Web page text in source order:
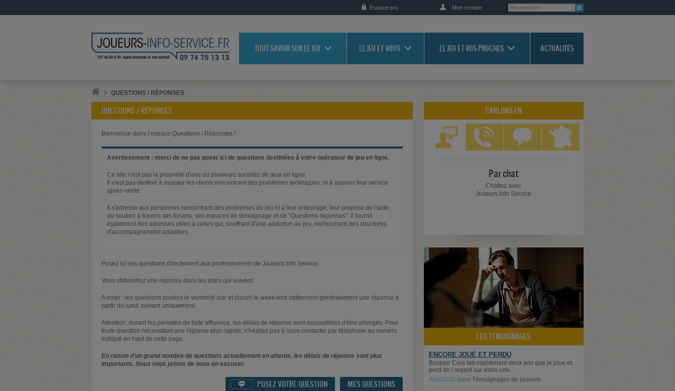
Espace pro Mon compte
TOUT SAVOIR SUR LE JEU LE JEU ET VOUS LE JEU ET VOS PROCHES ACTUALITÉS
QUESTIONS / RÉPONSES
QUESTIONS / RÉPONSES
Bienvenue dans l’espace Questions / Réponses !
Avertissement : merci de ne pas poser ici de questions destinées à votre opérateur de jeu en ligne.
Ce site n'est pas la propriété d'une ou plusieurs sociétés de jeux en ligne.
Il n'est pas destiné à assister les clients rencontrant des problèmes techniques, ni à assurer leur service
après-vente.
Il s'adresse aux personnes rencontrant des problèmes de jeu et à leur entourage, leur propose de l'aide,
du soutien à travers ses forums, ses espaces de témoignage et de "Questions-réponses". Il fournit
également des adresses utiles à celles qui, souffrant d'une addiction au jeu, recherchent des structures
d'accompagnement adaptées.
Posez ici vos questions directement aux professionnels de Joueurs Info Service.
Vous obtiendrez une réponse dans les jours qui suivent.
A noter : les questions posées le vendredi soir et durant le week-end obtiennent généralement une réponse à
partir du lundi suivant uniquement.
Attention, durant les périodes de forte affluence, les délais de réponse sont susceptibles d'être allongés. Pour
toute question nécessitant une réponse plus rapide, n'hésitez pas à nous contacter par téléphone au numéro
indiqué en haut de cette page.
En raison d'un grand nombre de questions actuellement en attente, les délais de réponse sont plus
importants. Nous vous prions de nous en excuser.
 POSEZ VOTRE QUESTION MES QUESTIONS
PARLONS-EN
Par chat
Chattez avec
Joueurs Info Service
LES TÉMOIGNAGES
ENCORE JOUÉ ET PERDU
Bonjour Cela fait maintenant deux ans que je joue et
perd de l argent sur etoro une...
Alba1005 dans Témoignages de joueurs